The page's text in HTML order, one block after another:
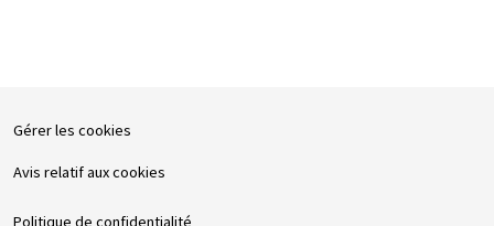
Gérer les cookies
Avis relatif aux cookies
Politique de confidentialité